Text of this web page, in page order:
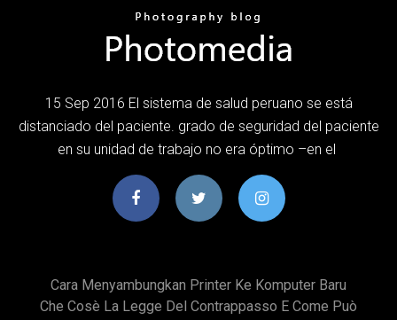
15 Sep 2016 El sistema de salud peruano se está
distanciado del paciente. grado de seguridad del paciente
en su unidad de trabajo no era óptimo –en el
Cara Menyambungkan Printer Ke Komputer Baru
Che Cosè La Legge Del Contrappasso E Come Può